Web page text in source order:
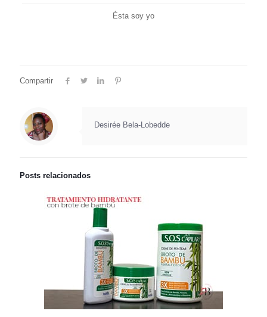
Ésta soy yo
Compartir
Desirée Bela-Lobedde
Posts relacionados